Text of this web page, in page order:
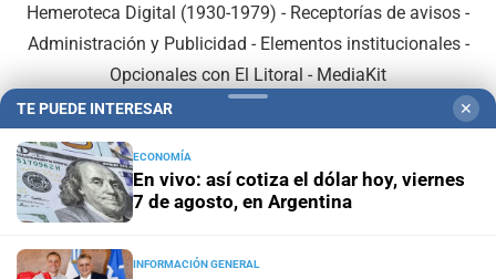
Hemeroteca Digital (1930-1979) - Receptorías de avisos -
Administración y Publicidad - Elementos institucionales-
Opcionales con El Litoral - MediaKit
TE PUEDE INTERESAR ✕
ECONOMÍA
En vivo: así cotiza el dólar hoy, viernes
7 de agosto, en Argentina
INFORMACIÓN GENERAL